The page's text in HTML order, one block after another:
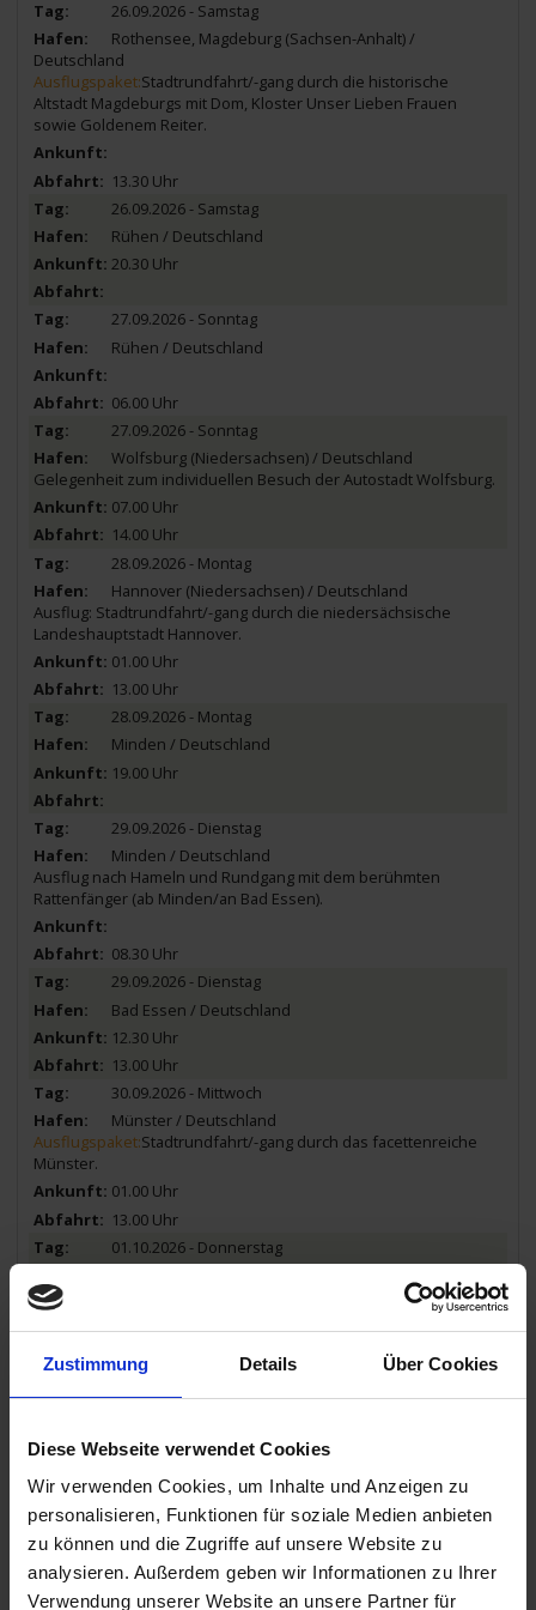
Zustimmung Details Über Cookies
Diese Webseite verwendet Cookies
Wir verwenden Cookies, um Inhalte und Anzeigen zu
personalisieren, Funktionen für soziale Medien anbieten
zu können und die Zugriffe auf unsere Website zu
analysieren. Außerdem geben wir Informationen zu Ihrer
Verwendung unserer Website an unsere Partner für
26.09.2026 - Samstag
Rothensee, Magdeburg (Sachsen-Anhalt) /
Deutschland
Ausflugspaket:Stadtrundfahrt/-gang durch die historische
Altstadt Magdeburgs mit Dom, Kloster Unser Lieben Frauen
sowie Goldenem Reiter.
13.30 Uhr
26.09.2026 - Samstag
Rühen / Deutschland
20.30 Uhr
27.09.2026 - Sonntag
Rühen / Deutschland
06.00 Uhr
27.09.2026 - Sonntag
Wolfsburg (Niedersachsen) / Deutschland
Gelegenheit zum individuellen Besuch der Autostadt Wolfsburg.
07.00 Uhr
14.00 Uhr
28.09.2026 - Montag
Hannover (Niedersachsen) / Deutschland
Ausflug: Stadtrundfahrt/-gang durch die niedersächsische
Landeshauptstadt Hannover.
01.00 Uhr
13.00 Uhr
28.09.2026 - Montag
Minden / Deutschland
19.00 Uhr
29.09.2026 - Dienstag
Minden / Deutschland
Ausflug nach Hameln und Rundgang mit dem berühmten
Rattenfänger (ab Minden/an Bad Essen).
08.30 Uhr
29.09.2026 - Dienstag
Bad Essen / Deutschland
12.30 Uhr
13.00 Uhr
30.09.2026 - Mittwoch
Münster / Deutschland
Ausflugspaket:Stadtrundfahrt/-gang durch das facettenreiche
Münster.
01.00 Uhr
13.00 Uhr
01.10.2026 - Donnerstag
09.00 Uhr
01.10.2026 - Donnerstag
14.00 Uhr
21.00 Uhr
02.10.2026 - Freitag
Köln / Deutschland
Ausschiffung bis 09:00 Uhr.